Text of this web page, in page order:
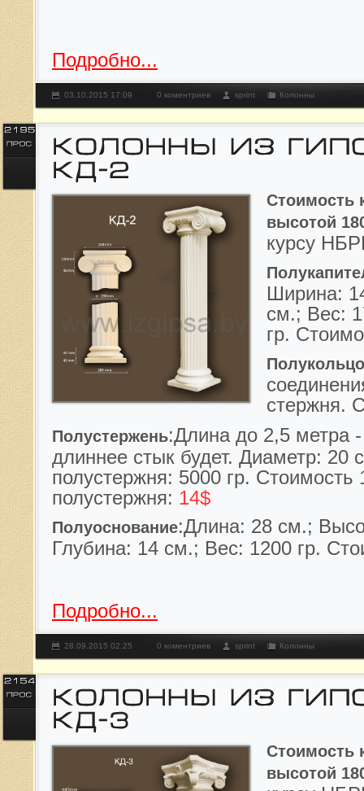
Подробно...
03.10.2015 17:09 0 коментриев sprint Колонны
Стоимость
высотой
курсу
Ширина:
см.; Вес:
гр.
Полукольцо
стержня.
Полустержень:Длина до 2,5 метра
длиннее стык будет. Диаметр: 20
полустержня: 5000 гр. Стоимость
полустержня: 14$
Полуоснование:Длина: 28 см.;
Глубина: 14 см.; Вес: 1200 гр.
Подробно...
28.09.2015 02:25 0 коментриев sprint Колонны
Стоимость
высотой